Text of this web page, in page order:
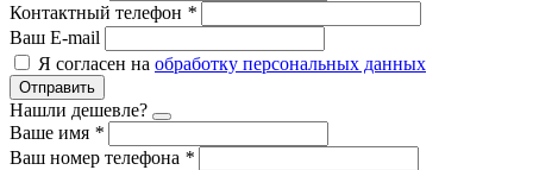
Контактный телефон *
Ваш E-mail
Я согласен на обработку персональных данных
Отправить
Нашли дешевле?
Ваше имя *
Ваш номер телефона *